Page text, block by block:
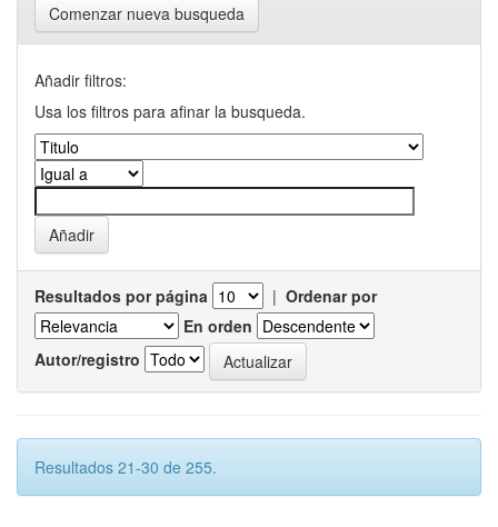
Comenzar nueva busqueda
Añadir filtros:
Usa los filtros para afinar la busqueda.
Resultados por página | Ordenar por
En orden
Autor/registro
Resultados 21-30 de 255.